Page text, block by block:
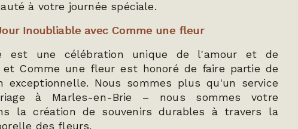
à votre journée spéciale.
Inoubliable avec Comme une fleur
est une célébration unique de l'amour et de
et Comme une fleur est honoré de faire partie de
exceptionnelle. Nous sommes plus qu'un service
à Marles-en-Brie – nous sommes votre
la création de souvenirs durables à travers la
des fleurs.